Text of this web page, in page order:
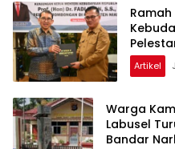
UNESCO
Artikel
Warga
Labusel
Bandar